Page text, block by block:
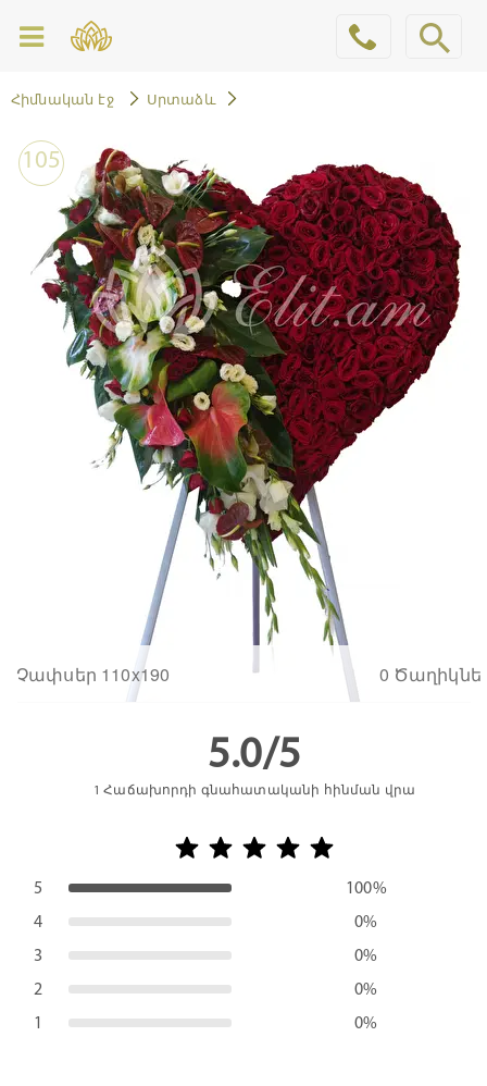
Հիմնական էջ Սրտաձև
105
Չափսեր 110x190 0
5.0/5
1 Հաճախորդի գնահատականի հինման վրա
5
100%
4
0%
3
0%
2
0%
1
0%